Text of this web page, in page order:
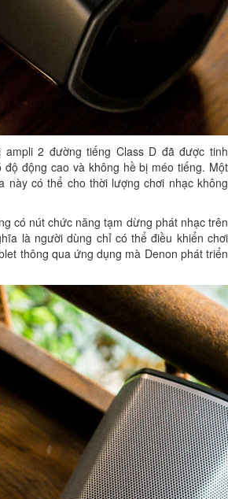
ampli 2 đường tiếng Class D đã được tinh
động cao và không hề bị méo tiếng. Một
này có thể cho thời lượng chơi nhạc không
có nút chức năng tạm dừng phát nhạc trên
là người dùng chỉ có thể điều khiển chơi
thông qua ứng dụng mà Denon phát triển